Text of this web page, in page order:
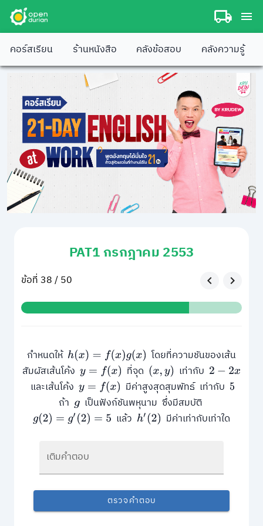
คอร์สเรียน ร้านหนังสือ คลังข้อสอบ คลังความรู้
PAT1 กรกฎาคม 2553
ข้อที่ 38 / 50
กำหนดให้ h(x)= (x) g(x)
โดยที่ความชันของเส้น
สัมผัสเส้นโค้งy=f(x) ที่จุด (x,y) เท่ากับ 2 −2 x
และเส้นโค้ง y=f(x ) มีค่าสูงสุดสุมพัทธ์ เท่ากับ 5
ถ้าgเป็นฟังก์ชันพหุนาม ซึ่งมีสมบัติ
g(2)= g′( 2)=5 แล้ว h′(2) มีค่าเท่ากับเท่าใด
เติมคำตอบ
ตรวจคำตอบ